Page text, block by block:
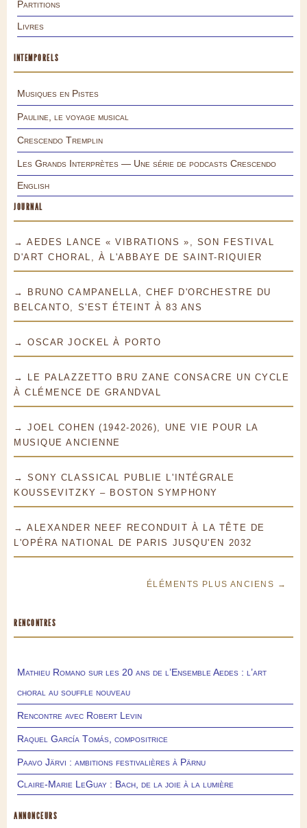
Partitions
Livres
INTEMPORELS
Musiques en Pistes
Pauline, le voyage musical
Crescendo Tremplin
Les Grands Interprètes — Une série de podcasts Crescendo
English
JOURNAL
→ AEDES LANCE « VIBRATIONS », SON FESTIVAL
D'ART CHORAL, À L'ABBAYE DE SAINT-RIQUIER
→ BRUNO CAMPANELLA, CHEF D'ORCHESTRE DU
BELCANTO, S'EST ÉTEINT À 83 ANS
→ OSCAR JOCKEL À PORTO
→ LE PALAZZETTO BRU ZANE CONSACRE UN CYCLE
À CLÉMENCE DE GRANDVAL
→ JOEL COHEN (1942-2026), UNE VIE POUR LA
MUSIQUE ANCIENNE
→ SONY CLASSICAL PUBLIE L'INTÉGRALE
KOUSSEVITZKY – BOSTON SYMPHONY
→ ALEXANDER NEEF RECONDUIT À LA TÊTE DE
L'OPÉRA NATIONAL DE PARIS JUSQU'EN 2032
ÉLÉMENTS PLUS ANCIENS →
RENCONTRES
Mathieu Romano sur les 20 ans de l’Ensemble Aedes : l’art
choral au souffle nouveau
Rencontre avec Robert Levin
Raquel García Tomás, compositrice
Paavo Järvi : ambitions festivalières à Pärnu
Claire-Marie LeGuay : Bach, de la joie à la lumière
ANNONCEURS